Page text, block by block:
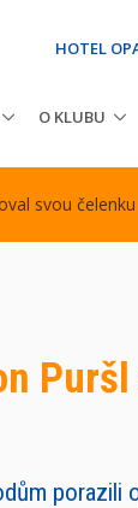
HOTEL
O KLUBU
svou čelenku